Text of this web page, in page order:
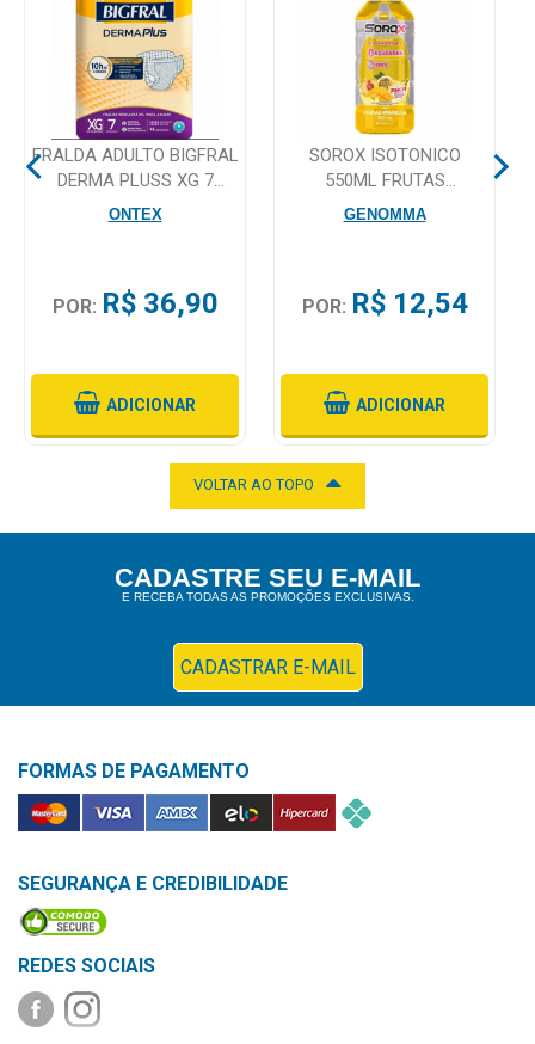
Mamãe
Medicamentos
Cuidado
Dermocosméticos
e
Monitores
Socorros
Casa
e
FRALDA ADULTO BIGFRAL
DERMA PLUSS XG 7
UNIDADES
ONTEX
POR: R$ 36,90
ADICIONAR
SOROX ISOTONICO
550ML FRUTAS
AMARELAS
GENOMMA
POR: R$ 12,54
ADICIONAR
VOLTAR AO TOPO
CADASTRE SEU E-MAIL
E RECEBA TODAS AS PROMOÇÕES EXCLUSIVAS.
CADASTRAR E-MAIL
FORMAS DE PAGAMENTO
SEGURANÇA E CREDIBILIDADE
REDES SOCIAIS